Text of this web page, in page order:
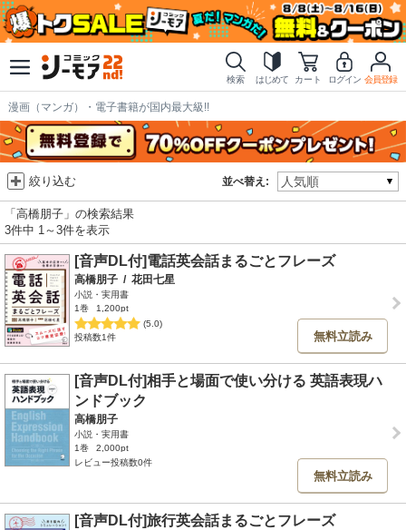
検索 はじめて カート ログイン 会員登録
漫画（マンガ）・電子書籍が国内最大級!!
並べ替え:
絞り込む
「高橋朋子」の検索結果
3件中 1～3件を表示
[音声DL付]電話英会話まるごとフレーズ
高橋朋子 / 花田七星
小説・実用書
1巻
1,200pt
(5.0)
投稿数1件
無料立読み
[音声DL付]相手と場面で使い分ける 英語表現ハ
ンドブック
高橋朋子
小説・実用書
1巻
2,000pt
レビュー投稿数0件
無料立読み
[音声DL付]旅行英会話まるごとフレーズ